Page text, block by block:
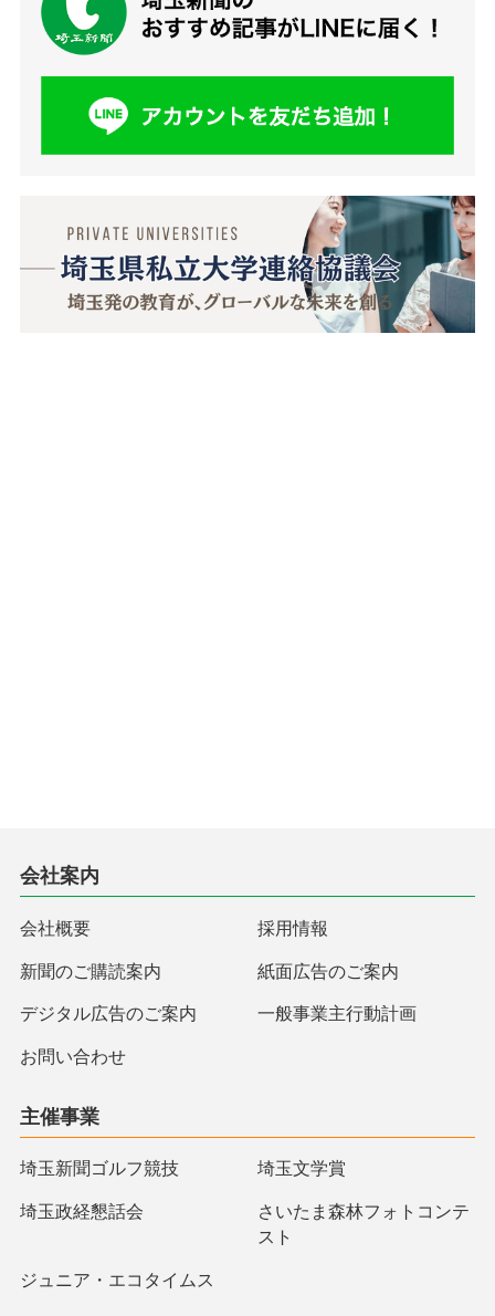
会社案内
会社概要 採用情報
新聞のご購読案内 紙面広告のご案内
デジタル広告のご案内 一般事業主行動計画
お問い合わせ
主催事業
埼玉新聞ゴルフ競技 埼玉文学賞
埼玉政経懇話会
さいたま森林フォトコンテ
スト
ジュニア・エコタイムス